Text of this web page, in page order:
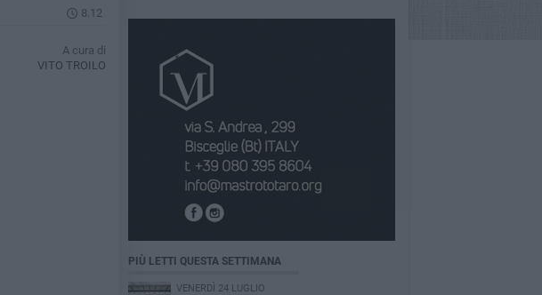
8.12
A cura di
VITO TROILO
PIÙ LETTI QUESTA SETTIMANA
VENERDÌ 24 LUGLIO